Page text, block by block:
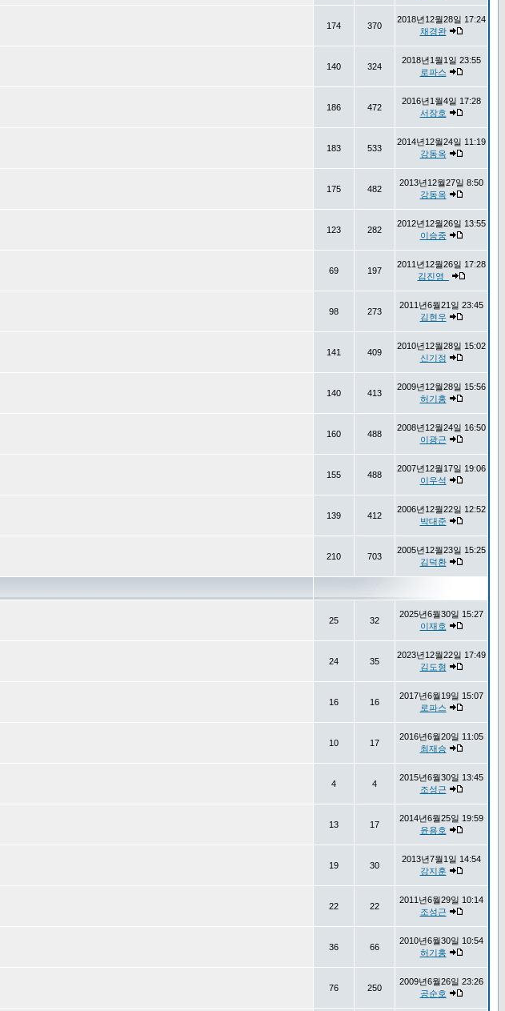
174 370
2018년12월28일 17:24
채경완
140 324
2018년1월1일 23:55
로파스
186 472
2016년1월4일 17:28
서장호
183 533
2014년12월24일 11:19
강동옥
175 482
2013년12월27일 8:50
강동옥
123 282
2012년12월26일 13:55
이승중
69 197
2011년12월26일 17:28
김진영_
98 273
2011년6월21일 23:45
김현우
141 409
2010년12월28일 15:02
신기정
140 413
2009년12월28일 15:56
허기홍
160 488
2008년12월24일 16:50
이광근
155 488
2007년12월17일 19:06
이우석
139 412
2006년12월22일 12:52
박대준
210 703
2005년12월23일 15:25
김덕환
25 32
2025년6월30일 15:27
이재호
24 35
2023년12월22일 17:49
김도형
16 16
2017년6월19일 15:07
로파스
10 17
2016년6월20일 11:05
최재승
4 4
2015년6월30일 13:45
조성근
13 17
2014년6월25일 19:59
윤용호
19 30
2013년7월1일 14:54
강지훈
22 22
2011년6월29일 10:14
조성근
36 66
2010년6월30일 10:54
허기홍
76 250
2009년6월26일 23:26
공순호